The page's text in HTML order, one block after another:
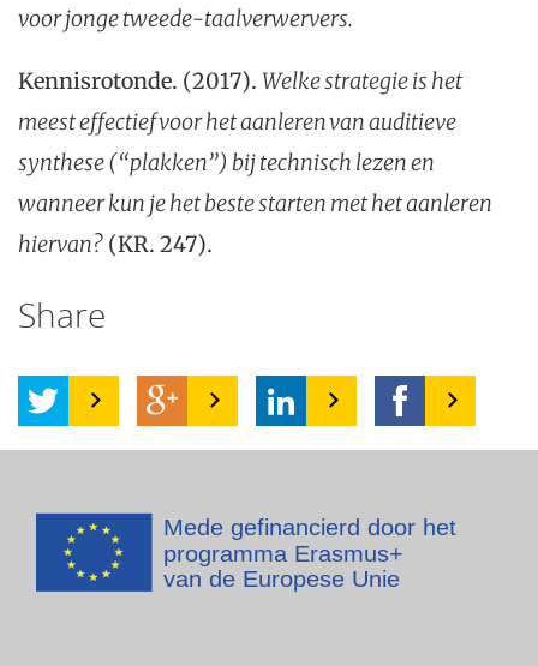
voor jonge tweede-taalverwervers.
Kennisrotonde. (2017). Welke strategie is het
meest effectief voor het aanleren van auditieve
synthese (“plakken”) bij technisch lezen en
wanneer kun je het beste starten met het aanleren
hiervan? (KR. 247).
Share